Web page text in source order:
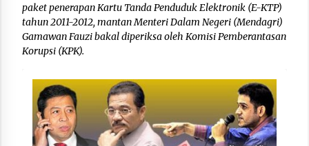
paket penerapan Kartu Tanda Penduduk Elektronik (E-KTP)
tahun 2011-2012, mantan Menteri Dalam Negeri (Mendagri)
Gamawan Fauzi bakal diperiksa oleh Komisi Pemberantasan
Korupsi (KPK).